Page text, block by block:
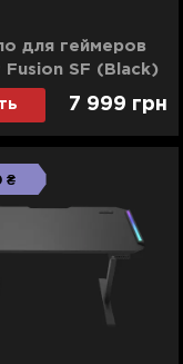
для геймеров
Fusion SF (Black)
(UA)
7 999 грн
₴